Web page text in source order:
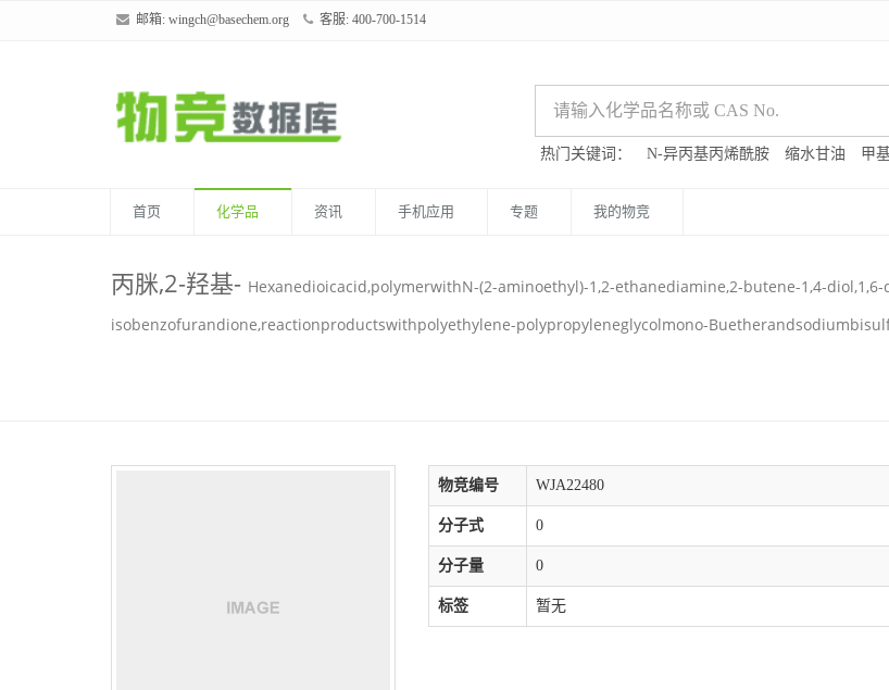
邮箱: wingch@basechem.org 客服: 400-700-1514
热门关键词： N-异丙基丙烯酰胺 缩水甘油 甲
首页 化学品 资讯 手机应用 专题 我的物竞
丙脒,2-羟基- Hexanedioicacid,polymerwithN-(2-aminoethyl)-1,2-ethanediamine,2-butene-1,4-
isobenzofurandione,reactionproductswithpolyethylene-polypropyleneglycolmono-
物竞编号 WJA22480
分子式 0
分子量 0
标签 暂无